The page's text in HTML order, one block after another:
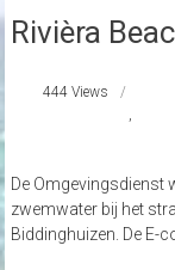
Rivièra
444 Views
,
De Omgevingsdienst
zwemwater bij het
Biddinghuizen. De E-